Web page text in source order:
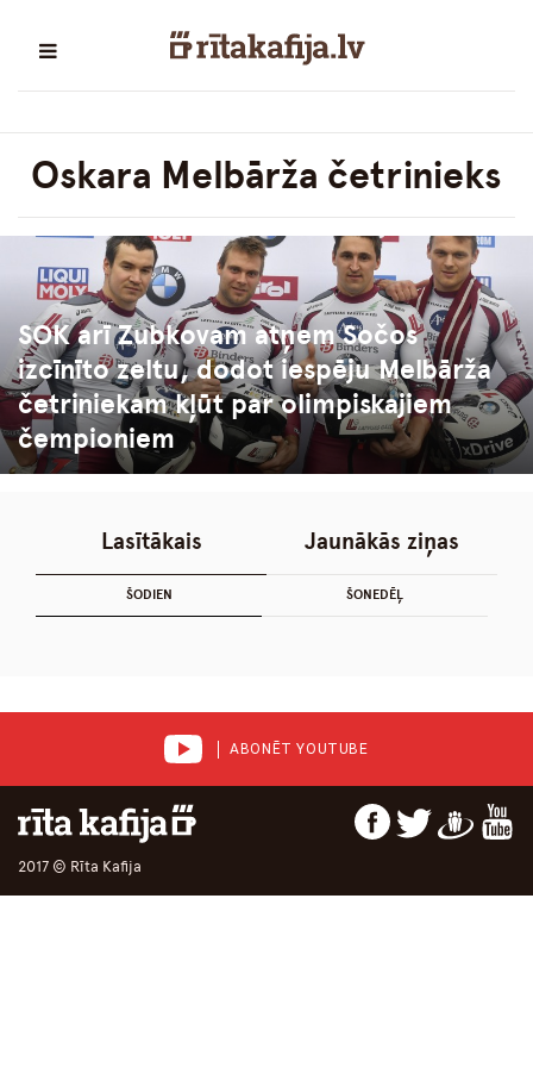
Oskara Melbārža četrinieks
SOK arī Zubkovam atņem Sočos
izcīnīto zeltu, dodot iespēju Melbārža
četriniekam kļūt par olimpiskajiem
čempioniem
Lasītākais
ŠODIEN ŠONEDĒĻ
Jaunākās ziņas
ABONĒT YOUTUBE
2017 © Rīta Kafija